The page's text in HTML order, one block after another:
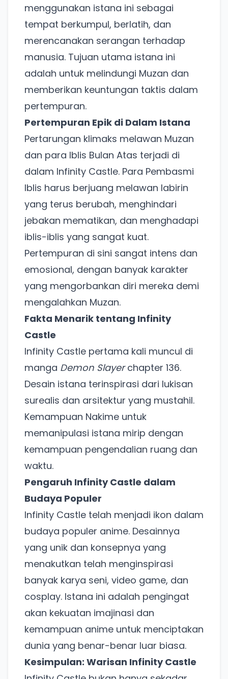
menggunakan istana ini sebagai
tempat berkumpul, berlatih, dan
merencanakan serangan terhadap
manusia. Tujuan utama istana ini
adalah untuk melindungi Muzan dan
memberikan keuntungan taktis dalam
pertempuran.
Pertempuran Epik di Dalam Istana
Pertarungan klimaks melawan Muzan
dan para Iblis Bulan Atas terjadi di
dalam Infinity Castle. Para Pembasmi
Iblis harus berjuang melawan labirin
yang terus berubah, menghindari
jebakan mematikan, dan menghadapi
iblis-iblis yang sangat kuat.
Pertempuran di sini sangat intens dan
emosional, dengan banyak karakter
yang mengorbankan diri mereka demi
mengalahkan Muzan.
Fakta Menarik tentang Infinity
Castle
Infinity Castle pertama kali muncul di
manga Demon Slayerchapter 136.
Desain istana terinspirasi dari lukisan
surealis dan arsitektur yang mustahil.
Kemampuan Nakime untuk
memanipulasi istana mirip dengan
kemampuan pengendalian ruang dan
waktu.
Pengaruh Infinity Castle dalam
Budaya Populer
Infinity Castle telah menjadi ikon dalam
budaya populer anime. Desainnya
yang unik dan konsepnya yang
menakutkan telah menginspirasi
banyak karya seni, video game, dan
cosplay. Istana ini adalah pengingat
akan kekuatan imajinasi dan
kemampuan anime untuk menciptakan
dunia yang benar-benar luar biasa.
Kesimpulan: Warisan Infinity Castle
Ada Website Baru!